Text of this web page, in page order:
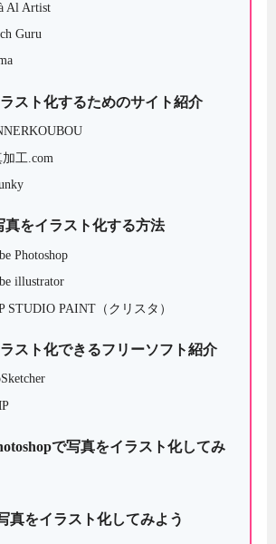
Al Artist
Guru
スト化するためのサイト紹介
加工.com
真をイラスト化する方法
Photoshop
illustrator
STUDIO PAINT（クリスタ）
スト化できるフリーソフト紹介
で写真をイラスト化してみ
真をイラスト化してみよう